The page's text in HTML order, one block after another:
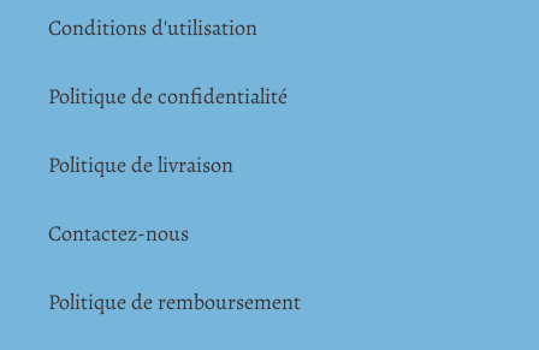
Conditions d'utilisation
Politique de confidentialité
Politique de livraison
Contactez-nous
Politique de remboursement